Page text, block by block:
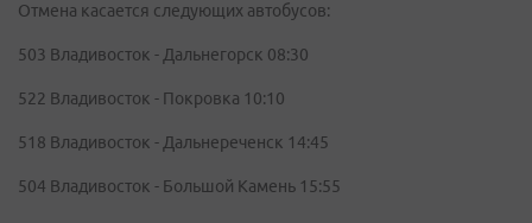
Отмена касается следующих автобусов:
503 Владивосток - Дальнегорск 08:30
522 Владивосток - Покровка 10:10
518 Владивосток - Дальнереченск 14:45
504 Владивосток - Большой Камень 15:55